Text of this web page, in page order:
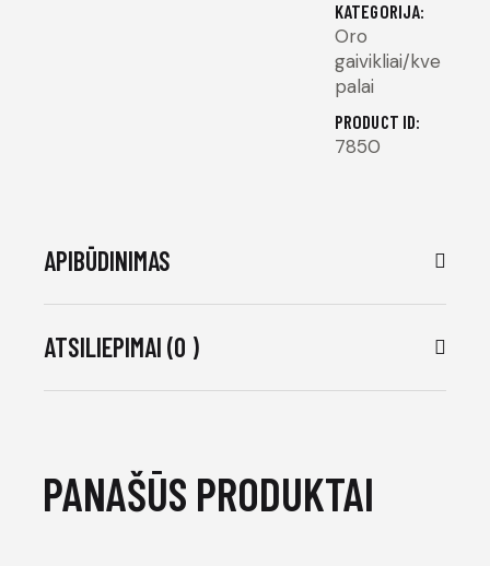
KATEGORIJA:
Oro
gaivikliai/kve
palai
PRODUCT ID:
7850
APIBŪDINIMAS
ATSILIEPIMAI (0 )
PANAŠŪS PRODUKTAI